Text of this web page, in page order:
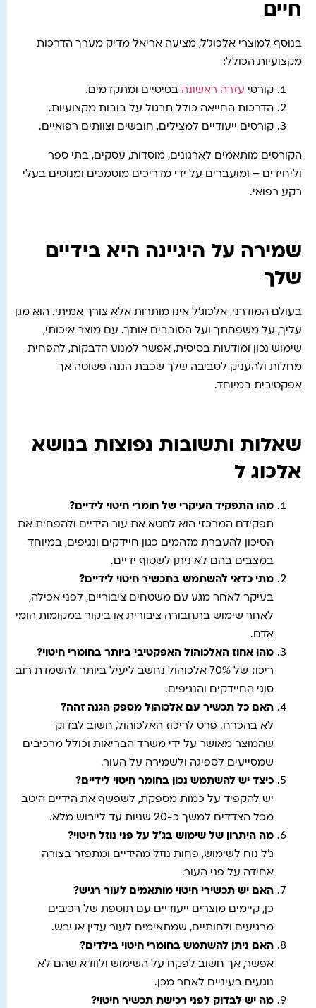
חיים
בנוסף למוצרי אלכוג'ל, מציעה אריאל מדיק מערך הדרכות
מקצועיות הכולל:
קורסי עזרה ראשונה בסיסיים ומתקדמים.
הדרכות החייאה כולל תרגול על בובות מקצועיות.
קורסים ייעודיים למצילים, חובשים וצוותים רפואיים.
הקורסים מותאמים לארגונים, מוסדות, עסקים, בתי ספר
וליחידים – ומועברים על ידי מדריכים מוסמכים ומנוסים בעלי
רקע רפואי.
שמירה על היגיינה היא בידיים
שלך
בעולם המודרני, אלכוג'ל אינו מותרות אלא צורך אמיתי. הוא מגן
עליך, על משפחתך ועל הסובבים אותך. עם מוצר איכותי,
שימוש נכון ומודעות בסיסית, אפשר למנוע הדבקות, להפחית
מחלות ולהעניק לסביבה שלך שכבת הגנה פשוטה אך
אפקטיבית במיוחד.
שאלות ותשובות נפוצות בנושא
אלכוג ל
מהו התפקיד העיקרי של חומרי חיטוי לידיים?
תפקידם המרכזי הוא לחטא את עור הידיים ולהפחית את
הסיכון להעברת מזהמים כגון חיידקים ונגיפים, במיוחד
במצבים בהם לא ניתן לשטוף ידיים.
מתי כדאי להשתמש בתכשיר חיטוי לידיים?
בעיקר לאחר מגע עם משטחים ציבוריים, לפני אכילה,
לאחר שימוש בתחבורה ציבורית או ביקור במקומות הומי
אדם.
מהו אחוז האלכוהול האפקטיבי ביותר בחומרי חיטוי?
ריכוז של 70% אלכוהול נחשב ליעיל ביותר להשמדת רוב
סוגי החיידקים והנגיפים.
האם כל תכשיר עם אלכוהול מספק הגנה זהה?
לא בהכרח. פרט לריכוז האלכוהול, חשוב לבדוק
שהמוצר מאושר על ידי משרד הבריאות וכולל מרכיבים
שמסייעים לספיגה ולשמירה על העור.
כיצד יש להשתמש נכון בחומר חיטוי לידיים?
יש להקפיד על כמות מספקת, לשפשף את הידיים היטב
מכל הצדדים למשך כ-20 שניות עד לייבוש מלא.
מה היתרון של שימוש בג'ל על פני נוזל חיטוי?
ג'ל נוח לשימוש, פחות נוזל מהידיים ומתפזר בצורה
אחידה על פני העור.
האם יש תכשירי חיטוי מותאמים לעור רגיש?
כן, קיימים מוצרים ייעודיים עם תוספת של רכיבים
מרגיעים ולחותיים, שמתאימים לעור עדין או יבש.
האם ניתן להשתמש בחומרי חיטוי בילדים?
אפשר, אך חשוב לפקח על השימוש ולוודא שהם לא
נוגעים בעיניים לאחר מכן.
מה יש לבדוק לפני רכישת תכשיר חיטוי?